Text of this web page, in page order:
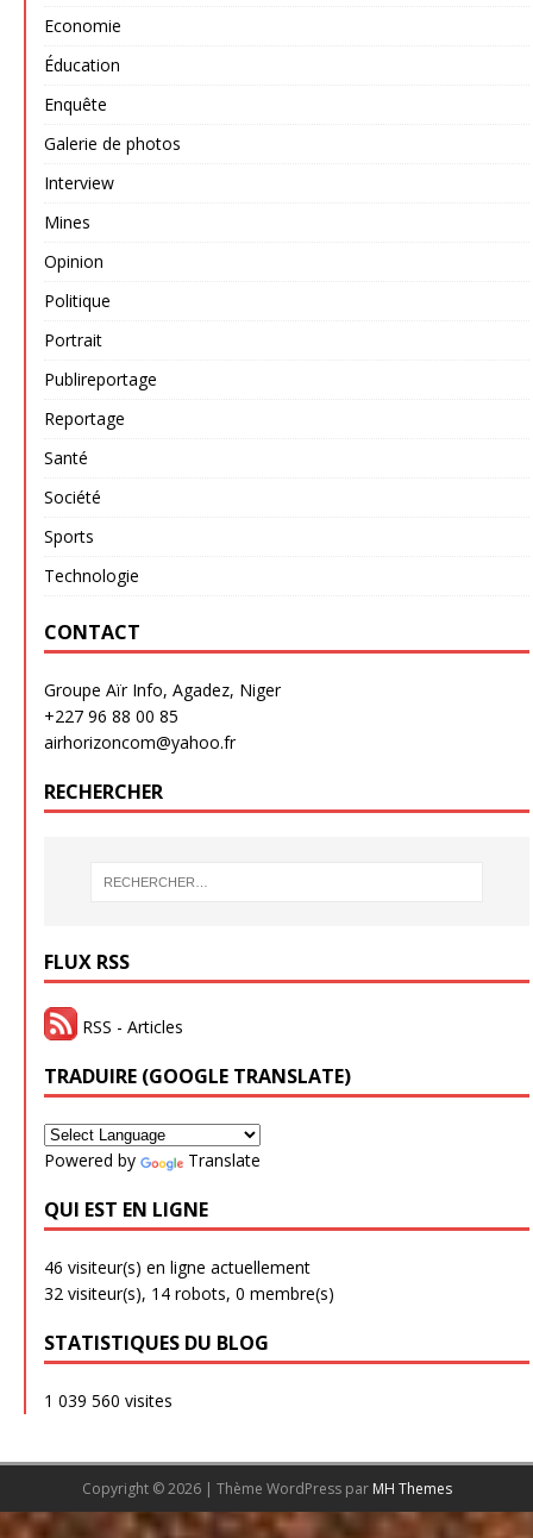
Economie
Éducation
Enquête
Galerie de photos
Interview
Mines
Opinion
Politique
Portrait
Publireportage
Reportage
Santé
Société
Sports
Technologie
CONTACT
Groupe Aïr Info, Agadez, Niger
+227 96 88 00 85
airhorizoncom@yahoo.fr
RECHERCHER
FLUX RSS
RSS - Articles
TRADUIRE (GOOGLE TRANSLATE)
Powered by Translate
QUI EST EN LIGNE
46 visiteur(s) en ligne actuellement
32 visiteur(s), 14 robots, 0 membre(s)
STATISTIQUES DU BLOG
1 039 560 visites
Copyright © 2026 | Thème WordPress par MH Themes